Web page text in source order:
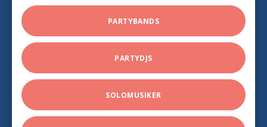
PARTYBANDS
PARTYDJS
SOLOMUSIKER